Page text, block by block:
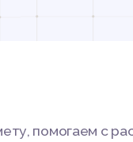
помогаем с